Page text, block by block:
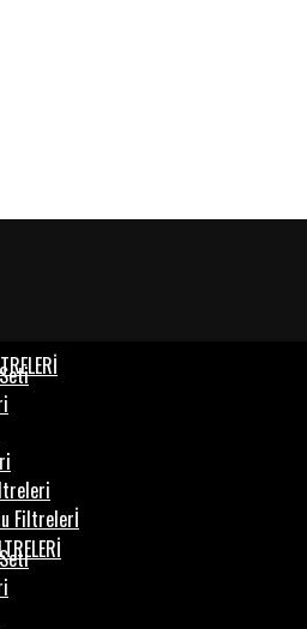
Filtrelerİ